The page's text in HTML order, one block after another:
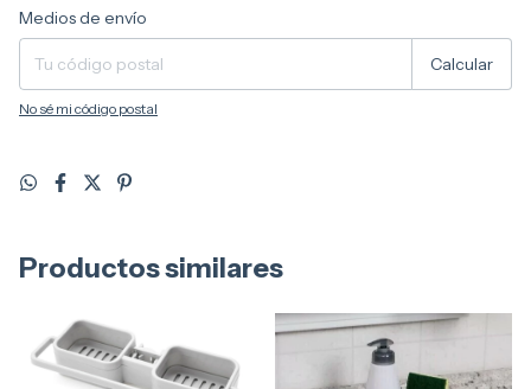
Entregas para el CP:
Medios de envío
Calcular
No sé mi código postal
Productos similares